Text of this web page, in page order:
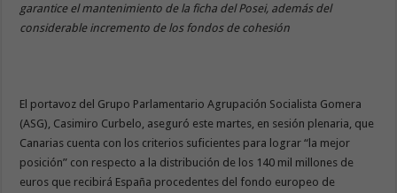
garantice el mantenimiento de la ficha del Posei, además del
considerable incremento de los fondos de cohesión
El portavoz del Grupo Parlamentario Agrupación Socialista Gomera
(ASG), Casimiro Curbelo, aseguró este martes, en sesión plenaria, que
Canarias cuenta con los criterios suficientes para lograr “la mejor
posición” con respecto a la distribución de los 140 mil millones de
euros que recibirá España procedentes del fondo europeo de